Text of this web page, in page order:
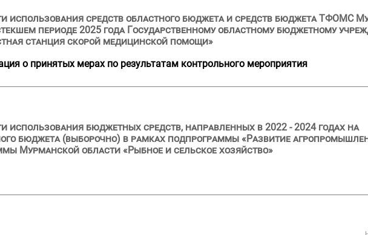
использования средств областного бюджета и средств бюджета ТФОМС
периоде 2025 года Государственному областному бюджетному
станция скорой медицинской помощи»
о принятых мерах по результатам контрольного мероприятия
использования бюджетных средств, направленных в 2022 - 2024 годах на
бюджета (выборочно) в рамках подпрограммы «Развитие
Мурманской области «Рыбное и сельское хозяйство»